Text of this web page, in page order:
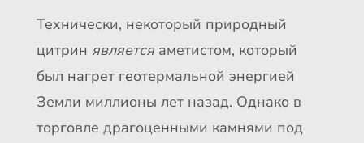
Технически, некоторый природный
цитрин являетсяаметистом, который
был нагрет геотермальной энергией
Земли миллионы лет назад. Однако в
торговле драгоценными камнями под